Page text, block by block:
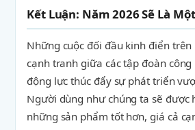
Kết Luận: Năm 2026 Sẽ Là
Những cuộc đối đầu kinh điển
cạnh tranh giữa các tập đoàn
động lực thúc đẩy sự phát triển
Người dùng như chúng ta sẽ được
những sản phẩm tốt hơn, giá cả